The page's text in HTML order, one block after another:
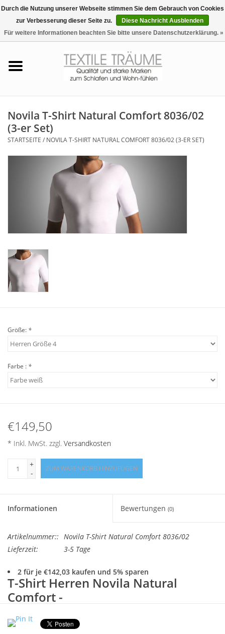
0 Artikel - €0,00
Tag & Nachtwäsche
Freizeit-Hausanzüge
Badezimmer & Sauna
Haus-Bademäntel
Mode & Accessoires
Tisch & Küche
Accessoires Spa
Geprüfter Webshop
Über uns
Vertrag widerrufen
Tel.0049(0)7322-919376
Blog-Aktuelles
Novila T-Shirt Natural Comfort 8036/02
(3-er Set)
STARTSEITE / NOVILA T-SHIRT NATURAL COMFORT 8036/02 (3-ER SET)
Größe: *
Farbe : *
€149,50
* Inkl. MwSt. zzgl. Versandkosten
+
-
ZUM WARENKORB HINZUFÜGEN
Informationen Bewertungen (0)
Artikelnummer:: Novila T-Shirt Natural Comfort 8036/02
Lieferzeit:
3-5 Tage
2 für je €142,03 kaufen und 5% sparen
T-Shirt Herren Novila Natural
Comfort -
Novila(3-er Set)
Durch die Nutzung unserer Webseite stimmen Sie dem Gebrauch von Cookies
zur Verbesserung dieser Seite zu.
Diese Nachricht Ausblenden
Für weitere Informationen beachten Sie bitte unsere Datenschutzerklärung. »